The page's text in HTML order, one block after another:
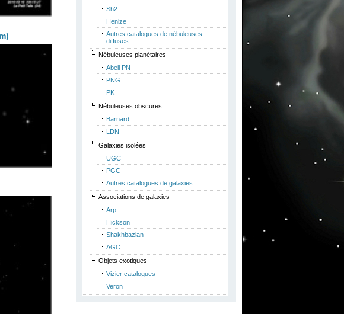
Sh2
Henize
Autres catalogues de nébuleuses
diffuses
Nébuleuses planétaires
Abell PN
PNG
PK
Nébuleuses obscures
Barnard
LDN
Galaxies isolées
UGC
PGC
Autres catalogues de galaxies
Associations de galaxies
Arp
Hickson
Shakhbazian
AGC
Objets exotiques
Vizier catalogues
Veron